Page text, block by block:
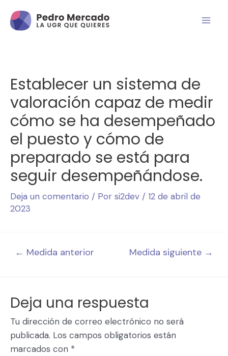
Establecer un sistema de
valoración capaz de medir
cómo se ha desempeñado
el puesto y cómo de
preparado se está para
seguir desempeñándose.
Deja un comentario / Por si2dev / 12 de abril de
2023
← Medida anterior Medida siguiente →
Deja una respuesta
Tu dirección de correo electrónico no será
publicada. Los campos obligatorios están
marcados con *